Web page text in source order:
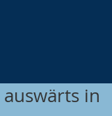
auswärts in